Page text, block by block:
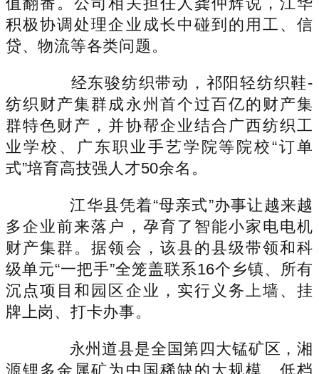
积极协调处理企业成长中碰到的用工、信
贷、物流等各类问题。
经东骏纺织带动，祁阳轻纺织鞋-
纺织财产集群成永州首个过百亿的财产集
群特色财产，并协帮企业结合广西纺织工
业学校、广东职业手艺学院等院校“订单
式”培育高技强人才50余名。
江华县凭着“母亲式”办事让越来越
多企业前来落户，孕育了智能小家电电机
财产集群。据领会，该县的县级带领和科
级单元“一把手”全笼盖联系16个乡镇、所有
沉点项目和园区企业，实行义务上墙、挂
牌上岗、打卡办事。
永州道县是全国第四大锰矿区，湘
源锂多金属矿为中国稀缺的大规模、低档